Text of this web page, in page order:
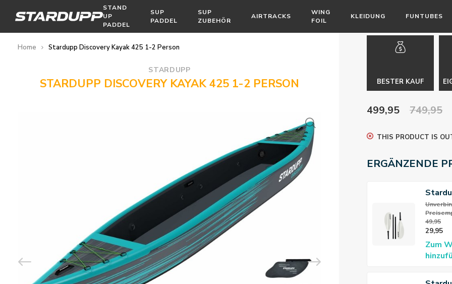
STAND
UP
PADDEL
SUP
PADDEL
SUP
ZUBEHÖR
AIRTRACKS
WING
FOIL
KLEIDUNG FUNTUBES
Home Stardupp Discovery Kayak 425 1-2 Person
STARDUPP
STARDUPP DISCOVERY KAYAK 425 1-2 PERSON BESTER KAUF
499,95 749,95
THIS PRODUCT IS
ERGÄNZENDE
49,95
29,95
Zum